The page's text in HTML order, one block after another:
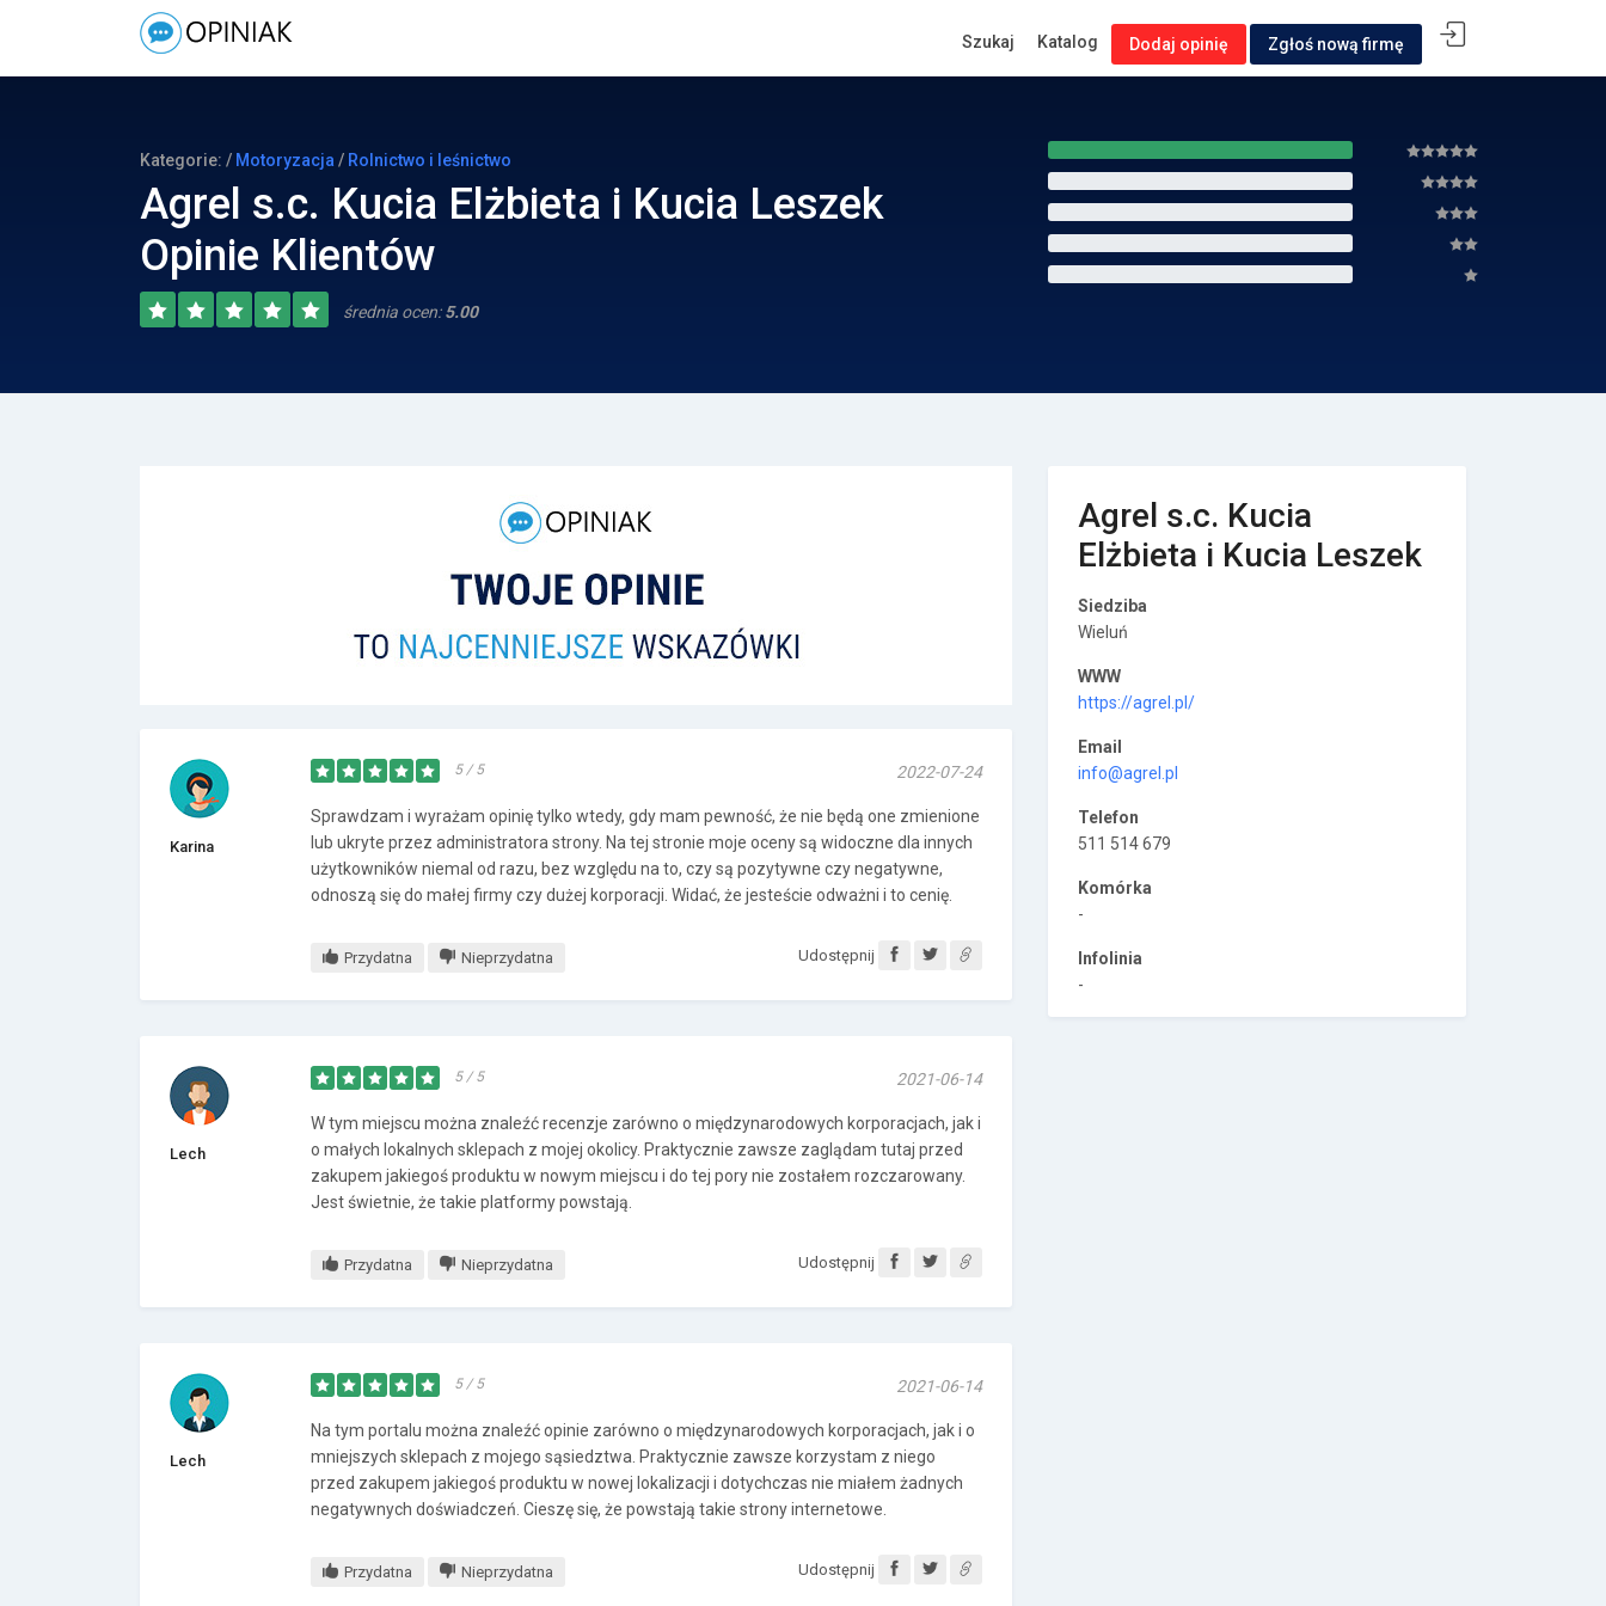
Kategorie: / Motoryzacja / Rolnictwo i leśnictwo
Agrel s.c. Kucia Elżbieta i Kucia Leszek
Opinie Klientów
średnia ocen:5.00
Karina
5 / 5 2022-07-24
Sprawdzam i wyrażam opinię tylko wtedy, gdy mam pewność, że nie będą one zmienione
lub ukryte przez administratora strony. Na tej stronie moje oceny są widoczne dla innych
użytkowników niemal od razu, bez względu na to, czy są pozytywne czy negatywne,
odnoszą się do małej firmy czy dużej korporacji. Widać, że jesteście odważni i to cenię.
Przydatna Nieprzydatna Udostępnij
Lech
5 / 5 2021-06-14
W tym miejscu można znaleźć recenzje zarówno o międzynarodowych korporacjach, jak i
o małych lokalnych sklepach z mojej okolicy. Praktycznie zawsze zaglądam tutaj przed
zakupem jakiegoś produktu w nowym miejscu i do tej pory nie zostałem rozczarowany.
Jest świetnie, że takie platformy powstają.
Przydatna Nieprzydatna Udostępnij
Lech
5 / 5 2021-06-14
Na tym portalu można znaleźć opinie zarówno o międzynarodowych korporacjach, jak i o
mniejszych sklepach z mojego sąsiedztwa. Praktycznie zawsze korzystam z niego
przed zakupem jakiegoś produktu w nowej lokalizacji i dotychczas nie miałem żadnych
negatywnych doświadczeń. Cieszę się, że powstają takie strony internetowe.
Przydatna Nieprzydatna Udostępnij
Agrel s.c. Kucia
Elżbieta i Kucia Leszek
Siedziba
Wieluń
WWW
https://agrel.pl/
Email
info@agrel.pl
Telefon
511 514 679
Komórka
-
Infolinia
-
Szukaj Katalog Dodaj opinię Zgłoś nową firmę